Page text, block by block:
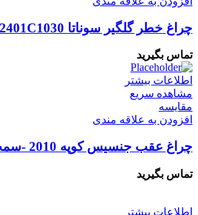
چراغ خطر گلگیر سوناتا 92401C1030
تماس بگیرید
اطلاعات بیشتر
مشاهده سریع
مقایسه
افزودن به علاقه مندی
چراغ عقب جنسیس کوپه 2010 -سمت چپ (راننده)
تماس بگیرید
اطلاعات بیشتر